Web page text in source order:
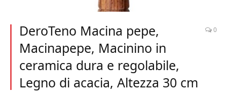
DeroTeno Macina pepe,
Macinapepe, Macinino in
ceramica dura e regolabile,
Legno di acacia, Altezza 30 cm
0